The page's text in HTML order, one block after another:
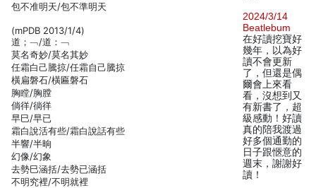
包不准明天/包不準明天
(mPDB 2013/1/4)
道；﹁/道：﹁
莫名奇妙/莫名其妙
任霜白己騰掠/任霜自己騰掠
橫扁磐石/橫匾磐石
胸瞠/胸膛
倘徉/徜徉
早巳/早已
霜白說活有些/霜白說話有些
半響/半晌
幻像/幻象
去勢巳涵括/去勢已涵括
不明究裡/不明就裡
2024/3/14
Beatlebum
在好讀挖寶好
幾年，以為好
讀不會更新
了，但還是偶
爾會上來看
看，沒想到又
有新書了，超
級感動！好讀
真的陪我渡過
好多個通勤的
日子跟愜意的
週末，謝謝好
讀！